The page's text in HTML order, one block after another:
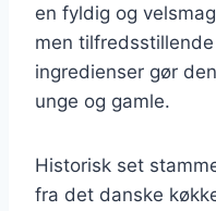
en fyldig og
men
ingredienser gør
unge og gamle.
Historisk set
fra det danske